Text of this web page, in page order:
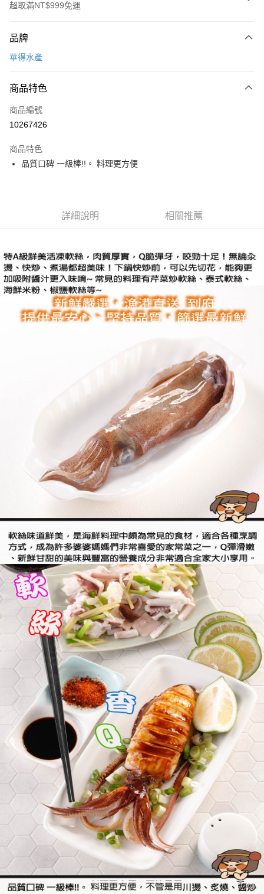
超取滿NT$999免運
信用卡一次付款
Apple Pay
街口支付
Google Pay
流程，驗證手機門號後，選擇欲分期的期數、繳款截止日，確認付款後即完
成交易。
3.實際核准額度、可分期數及費用金額請依後續交易確認頁面所載為準。
4.訂單成立30分鐘內，如未前往確認交易或遇審核未通過，訂單將自動取
消。如遇「轉專審核」未通過狀況，表示未達大哥付你分期系統評分，恕無
法說明評估內容。
【繳款方式說明】
2.透過簡訊連結打開帳單後，可選擇「超商條碼／台灣大直營門市／銀行轉
1.本服務係由「台灣大哥大股份有限公司」（以下簡稱本公司）所提供，讓
用戶於交易時，得透過本服務購買商品或服務，並由商店將買賣／分期付款
買賣價金債權讓與本公司後，依約使用本公司帳單繳交帳款。
2.基於同意付款使用「大哥付你分期」之契約關係目的，商店將以您的個人
資料（包含姓名、電話或地址）提供予台灣大哥大進項蒐集、處理及利用，
由本公司與您本人進行分期帳單所需資料之確認、核對及更正。
3.完整用戶服務條款，請詳閱以下連結：https://oppay.tw/userRule
【關於「AFTEE先享後付」】
AFTEE先享後付是「在收到商品之後才付款」的支付方式。 讓您購物簡單
便利好安心！
１．簡單：不需註冊會員、不需綁卡、不需儲值。
２．便利：只要手機號碼，簡訊認證，即可結帳。
３．安心：先確認商品／服務後，再付款。
３．收到繳費通知簡訊後14天內，點擊此簡訊中的連結，可透過四大超商／
ATM／網路銀行／等多元方式進行付款，方視為交易完成。
※ 請注意：結帳手續完成當下不需立刻繳費，但若您需要取消訂單，請聯絡
購買商品的店家。未經商家同意取消之訂單仍視為有效，需透過AFTEE先享
※ 交易是否成功請以「AFTEE先享後付 」之結帳頁面顯示為準，若有關於
是否繳費成功／繳費後需取消欲退款等相關疑問，請聯繫「AFTEE先享後付
https://netprotections.freshdesk.com/support/home
【注意事項】
１．透過由恩沛科技股份有限公司提供之「AFTEE先享後付」服務完成之交
易，需依本服務之必要範圍內提供個人資料，並將交易相關給付款項請求債
２．關於個人資料處理事宜，請瀏覽以下網址：
３．未成年的使用者請事先徵得法定代理人或監護人之同意方可使用
「AFTEE先享後付」，若未經同意申辦者引起之損失，本公司不負相關責
任。
４．使用「AFTEE先享後付」時，將依據個別帳號之用戶狀況，依本公司即
時審查核予不同之上限額度；若仍有額度不足之情形，本公司將視審查結果
請求用戶進行身份認證。
５．嚴禁一人註冊多個帳號或使用他人資訊註冊。若發現惡意使用之情形，
恩沛科技股份有限公司將有權停止該用戶之使用額度並採取法律行動。
ATM付款
華得水產-冷凍7-11取貨(快速到店)
每筆NT$150，滿NT$999(含以上)免運費
品牌
華得水產
商品特色
商品編號
10267426
商品特色
品質口碑 一級棒!!。 料理更方便
詳細說明 相關推薦